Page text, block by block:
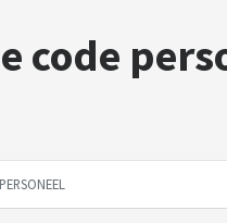
code